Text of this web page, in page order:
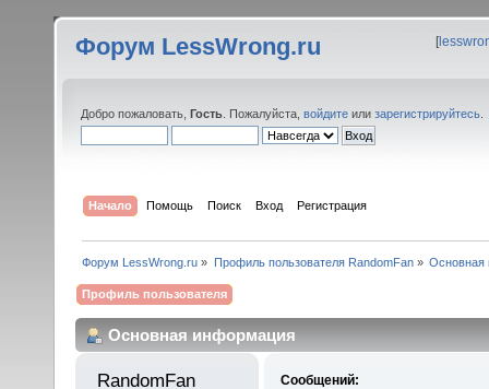
Форум LessWrong.ru [
Добро пожаловать, Гость . Пожалуйста, войдите или зарегистрируйтесь
Начало Помощь Поиск Вход Регистрация
Форум LessWrong.ru » Профиль пользователя RandomFan» Основная
Профиль пользователя
Основная информация
RandomFan Сообщений: